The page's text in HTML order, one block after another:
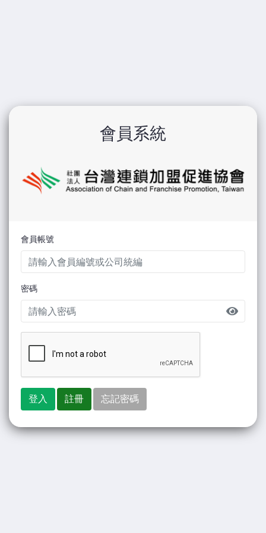
會員系統
會員帳號
密碼
登入 註冊 忘記密碼